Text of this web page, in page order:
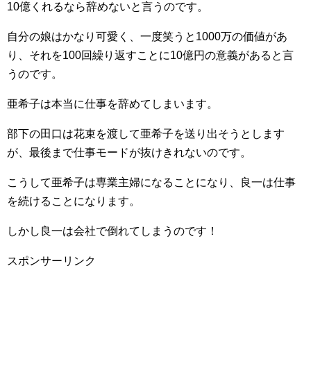
10億くれるなら辞めないと言うのです。
自分の娘はかなり可愛く、一度笑うと1000万の価値があ
り、それを100回繰り返すことに10億円の意義があると言
うのです。
亜希子は本当に仕事を辞めてしまいます。
部下の田口は花束を渡して亜希子を送り出そうとします
が、最後まで仕事モードが抜けきれないのです。
こうして亜希子は専業主婦になることになり、良一は仕事
を続けることになります。
しかし良一は会社で倒れてしまうのです！
スポンサーリンク